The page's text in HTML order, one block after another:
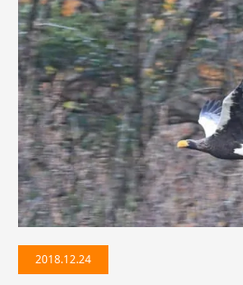
2018.12.24